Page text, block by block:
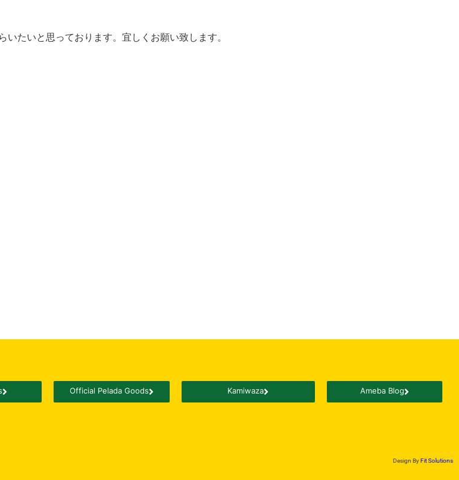
たいと思っております。宜しくお願い致します。
Official Pelada Goods Kamiwaza Ameba Blog
Design ByFit Solutions